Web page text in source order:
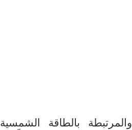
والمرتبطة بالطاقة الشمسية